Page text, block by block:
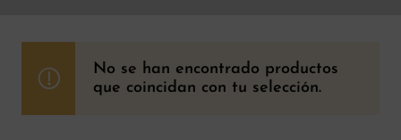
No se han encontrado productos
que coincidan con tu selección.